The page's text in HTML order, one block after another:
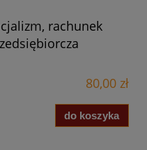
rachunek
80,00 zł
do koszyka